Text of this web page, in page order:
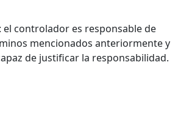
el controlador es responsable de
mencionados anteriormente y
de justificar la responsabilidad.